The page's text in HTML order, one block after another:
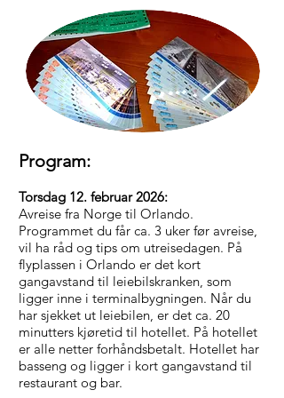
Program:
Torsdag 12. februar 2026:
Avreise fra Norge til Orlando.
Programmet du får ca. 3 uker før avreise,
vil ha råd og tips om utreisedagen. På
flyplassen i Orlando er det kort
gangavstand til leiebilskranken, som
ligger inne i terminalbygningen. Når du
har sjekket ut leiebilen, er det ca. 20
minutters kjøretid til hotellet. På hotellet
er alle netter forhåndsbetalt. Hotellet har
basseng og ligger i kort gangavstand til
restaurant og bar.